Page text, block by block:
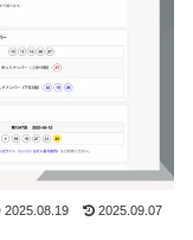
2025.08.19 2025.09.07